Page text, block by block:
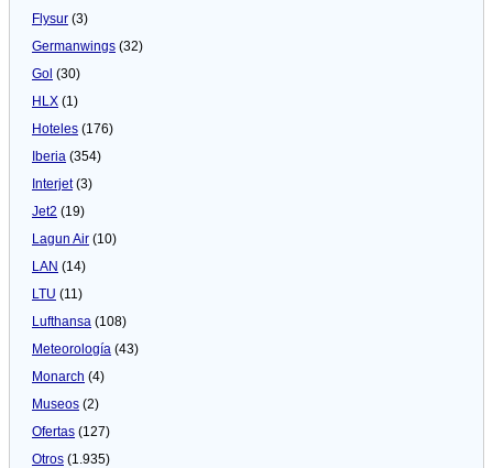
Flysur (3)
Germanwings (32)
Gol (30)
HLX (1)
Hoteles (176)
Iberia (354)
Interjet(3)
Jet2 (19)
Lagun Air (10)
LAN (14)
LTU (11)
Lufthansa (108)
Meteorologí­a (43)
Monarch (4)
Museos (2)
Ofertas (127)
Otros (1.935)